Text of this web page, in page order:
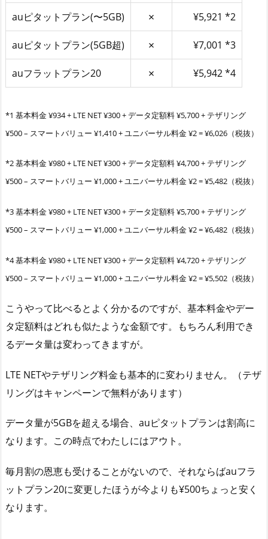
auピタットプラン(〜5GB) ✗ ¥5,921 *2
auピタットプラン(5GB超) ✗ ¥7,001 *3
auフラットプラン20 ✗ ¥5,942 *4
*1 基本料金 ¥934 + LTE NET ¥300 + データ定額料 ¥5,700 + テザリング
¥500 – スマートバリュー ¥1,410 + ユニバーサル料金 ¥2 = ¥6,026（税抜）
*2 基本料金 ¥980 + LTE NET ¥300 + データ定額料 ¥4,700 + テザリング
¥500 – スマートバリュー ¥1,000 + ユニバーサル料金 ¥2 = ¥5,482（税抜）
*3 基本料金 ¥980 + LTE NET ¥300 + データ定額料 ¥5,700 + テザリング
¥500 – スマートバリュー ¥1,000 + ユニバーサル料金 ¥2 = ¥6,482（税抜）
*4 基本料金 ¥980 + LTE NET ¥300 + データ定額料 ¥4,720 + テザリング
¥500 – スマートバリュー ¥1,000 + ユニバーサル料金 ¥2 = ¥5,502（税抜）
こうやって比べるとよく分かるのですが、基本料金やデー
タ定額料はどれも似たような金額です。もちろん利用でき
るデータ量は変わってきますが。
LTE NETやテザリング料金も基本的に変わりません。（テザ
リングはキャンペーンで無料があります）
データ量が5GBを超える場合、auピタットプランは割高に
なります。この時点でわたしにはアウト。
毎月割の恩恵も受けることがないので、それならばauフラ
ットプラン20に変更したほうが今よりも¥500ちょっと安く
なります。